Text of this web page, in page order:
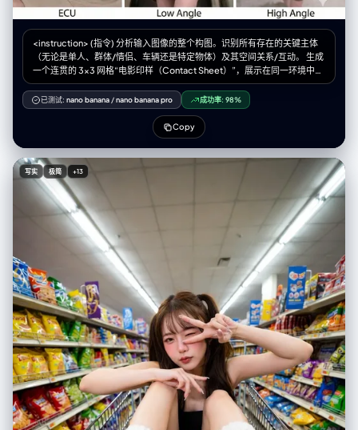
<instruction> (指令) 分析输入图像的整个构图。识别所有存在的关键主体
（无论是单人、群体/情侣、车辆还是特定物体）及其空间关系/互动。 生成
一个连贯的 3x3 网格“电影印样（Contact Sheet）”，展示在同一环境中完
全是这些主体的 9 个不同镜头。 你必须调整标准的电影镜头类型以适应内容
（例如，如果是群体，保持群体在一起；如果是物体，构图包含整个物
体）： 第 1 行（建立背景）： 大远景 (ELS)： 主体在广阔的环境中显得很
小。 全景 (LS)： 完整的主体或群体从上到下可见（从头到脚 / 从车轮到车
顶）。 中远景 (美式镜头/四分之三)： 构图从膝盖以上（针对人物）或 3/4
视角（针对物体）。 第 2 行（核心覆盖）： 4. 中景 (MS)： 构图从腰部以上
（或物体的中心核心）。聚焦于互动/动作。 5. 中特写 (MCU)： 构图从胸部
以上。主要主体的亲密构图。 6. 特写 (CU)： 紧凑构图于脸部或物体的“正
面”。 第 3 行（细节与角度）： 7. 大特写 (ECU)： 强烈聚焦于关键特征（眼
睛、手、标志、纹理）的微距细节。 8. 低角度镜头 (仰视/虫眼)： 从地面仰
望主体（壮观/英雄感）。 9. 高角度镜头 (俯视/鸟瞰)： 从上方俯瞰主体。
确保严格的一致性：所有 9 个面板中是相同的人物/物体、相同的衣服和相
同的光照。景深应逼真地变化（特写镜头中的背景虚化）。 </instruction>
一个包含 9 个面板的专业 3x3 电影故事板网格。 该网格以全面的焦距范围
展示输入图像中的特定主体/场景。 顶行： 宽广环境镜头，全视图，3/4 剪
辑（膝上景）。 中间行： 腰部以上视图，胸部以上视图，脸部/正面特写。
底行： 微距细节，低角度，高角度。 所有帧均具有照片般逼真的纹理，一
致的电影级调色，以及针对所分析的主体或物体特定数量的正确构图。
已测试: nano banana /nano banana pro 成功率: 98%
Copy
写实 极简 +13